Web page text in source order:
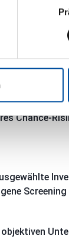
Basierend
einer
prüft das
Prüfung
Chance-